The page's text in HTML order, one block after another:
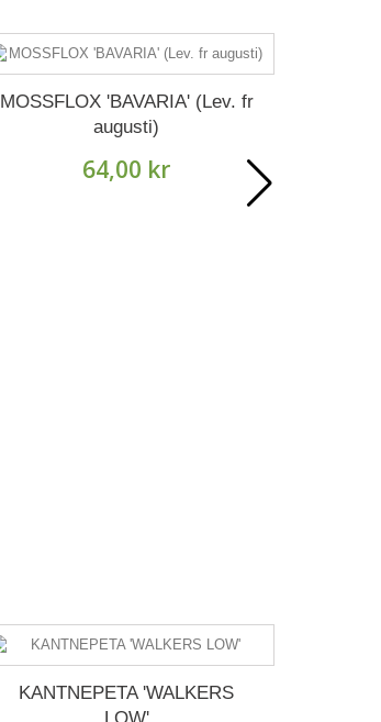
MOSSFLOX 'BAVARIA' (Lev. fr
augusti)
64,00 kr
KANTNEPETA 'WALKERS